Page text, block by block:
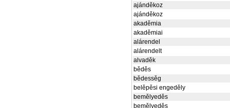
ajánděkoz
ajánděkoz
akaděmia
akaděmiai
alárendel
alárendelt
alvaděk
běděs
bědessěg
belěpěsi engeděly
bemělyeděs
bemělyeděs